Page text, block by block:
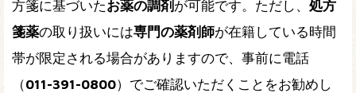
方箋に基づいたお薬の調剤 が可能です。ただし、 処方
箋薬の取り扱いには専門の薬剤師が在籍している時間
帯が限定される場合がありますので、事前に電話
（011-391-0800）でご確認いただくことをお勧めし